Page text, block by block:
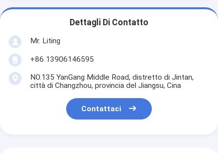
Dettagli Di Contatto
Mr. Liting
+86 13906146595
NO.135 YanGang Middle Road, distretto di Jintan,
città di Changzhou, provincia del Jiangsu, Cina
Contattaci